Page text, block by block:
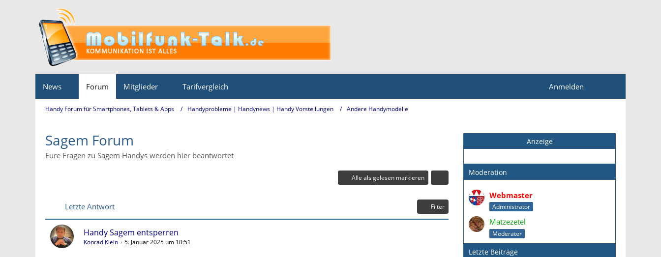
News Forum Mitglieder Tarifvergleich Anmelden
Handy Forum für Smartphones, Tablets & Apps Handyprobleme | Handynews | Handy Vorstellungen Andere Handymodelle
Sagem Forum
Eure Fragen zu Sagem Handys werden hier beantwortet
Alle als gelesen markieren
Letzte Antwort Filter
Handy Sagem entsperren
Konrad Klein 5. Januar 2025 um 10:51
Anzeige
Moderation
Webmaster
Administrator
Matzezetel
Moderator
Letzte Beiträge